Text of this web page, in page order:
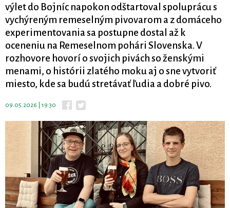
výlet do Bojníc napokon odštartoval spoluprácu s
vychýreným remeselným pivovarom a z domáceho
experimentovania sa postupne dostal až k
oceneniu na Remeselnom pohári Slovenska. V
rozhovore hovorí o svojich pivách so ženskými
menami, o histórii zlatého moku aj o sne vytvoriť
miesto, kde sa budú stretávať ľudia a dobré pivo.
09.05.2026 | 19:30